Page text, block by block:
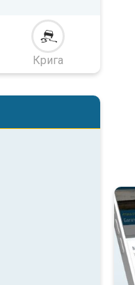
Крига
Як